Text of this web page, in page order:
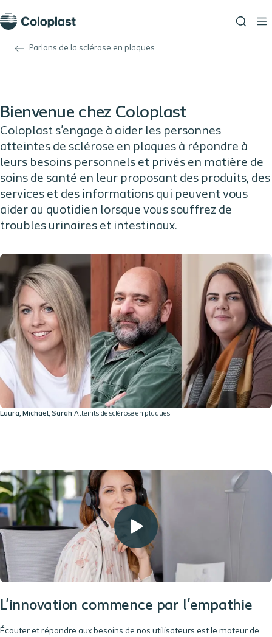
Parlons de la sclérose en plaques
Bienvenue chez Coloplast
Coloplast s'engage à aider les personnes
atteintes de sclérose en plaques à répondre à
leurs besoins personnels et privés en matière de
soins de santé en leur proposant des produits, des
services et des informations qui peuvent vous
aider au quotidien lorsque vous souffrez de
troubles urinaires et intestinaux.
Laura, Michael, Sarah Atteints de sclérose en plaques
L'innovation commence par l'empathie
Écouter et répondre aux besoins de nos utilisateurs est le moteur de